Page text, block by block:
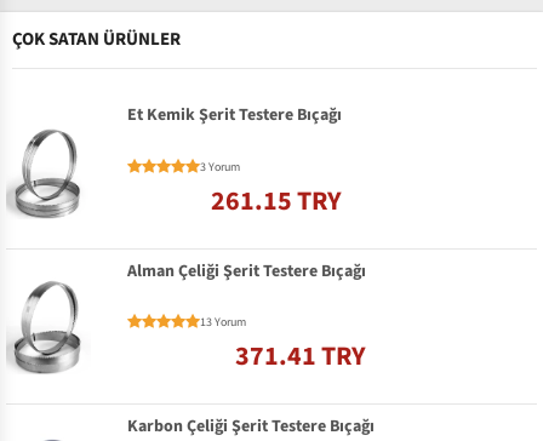
ÇOK SATAN ÜRÜNLER
Et Kemik Şerit Testere Bıçağı
3 Yorum
261.15 TRY
Alman Çeliği Şerit Testere Bıçağı
13 Yorum
371.41 TRY
Karbon Çeliği Şerit Testere Bıçağı